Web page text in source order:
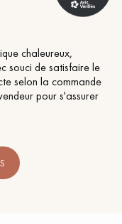
chaleureux,
souci de satisfaire le
selon la commande
pour s'assurer